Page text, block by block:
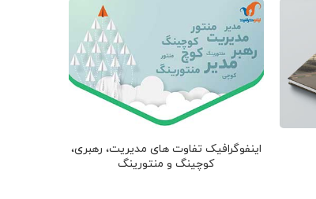
اینفوگرافیک تفاوت های مدیریت، رهبری،
کوچینگ و منتورینگ